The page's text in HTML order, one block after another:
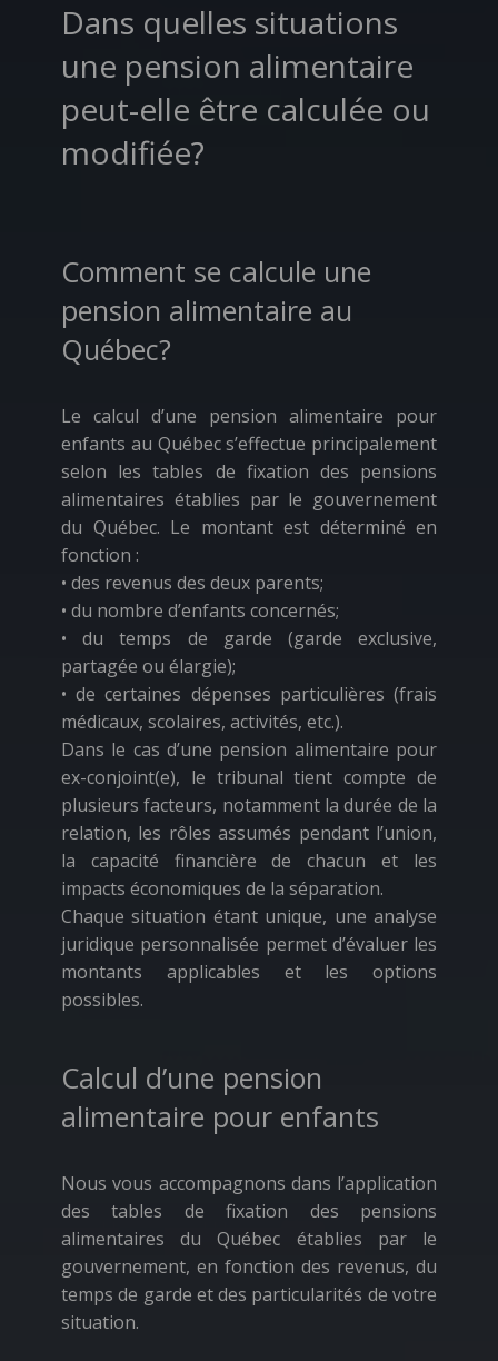
Dans quelles situations
une pension alimentaire
peut-elle être calculée ou
modifiée?
Comment se calcule une
pension alimentaire au
Québec?
Le calcul d’une pension alimentaire pour
enfants au Québec s’effectue principalement
selon lestables de fixation des pensions
alimentaires établies par le gouvernement
du Québec. Le montant est déterminé en
fonction :
• des revenus des deux parents;
• du nombre d’enfants concernés;
• du temps de garde (garde exclusive,
partagée ou élargie);
• de certaines dépenses particulières (frais
médicaux, scolaires, activités, etc.).
Dans le cas d’une pension alimentaire pour
ex-conjoint(e), le tribunal tient compte de
plusieurs facteurs, notamment la durée de la
relation, les rôles assumés pendant l’union,
la capacité financière de chacun et les
impacts économiques de la séparation.
Chaque situation étant unique, une analyse
juridique personnalisée permet d’évaluer les
montants applicables et les options
possibles.
Calcul d’une pension
alimentaire pour enfants
Nous vous accompagnons dans l’application
des tables de fixation des pensions
alimentaires du Québec établies par le
gouvernement, en fonction des revenus, du
temps de garde et des particularités de votre
situation.